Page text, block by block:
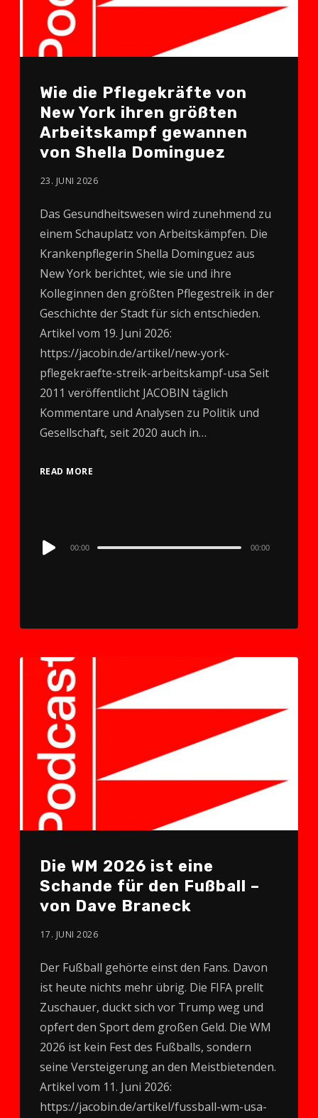
Wie die Pflegekräfte von
New York ihren größten
Arbeitskampf gewannen
von Shella Dominguez
23. JUNI 2026
Das Gesundheitswesen wird zunehmend zu
einem Schauplatz von Arbeitskämpfen. Die
Krankenpflegerin Shella Dominguez aus
New York berichtet, wie sie und ihre
Kolleginnen den größten Pflegestreik in der
Geschichte der Stadt für sich entschieden.
Artikel vom 19. Juni 2026:
https://jacobin.de/artikel/new-york-
pflegekraefte-streik-arbeitskampf-usa Seit
2011 veröffentlicht JACOBIN täglich
Kommentare und Analysen zu Politik und
Gesellschaft, seit 2020 auch in…
READ MORE
Audio
00:00 00:00
Die WM 2026 ist eine
Schande für den Fußball –
von Dave Braneck
17. JUNI 2026
Der Fußball gehörte einst den Fans. Davon
ist heute nichts mehr übrig. Die FIFA prellt
Zuschauer, duckt sich vor Trump weg und
opfert den Sport dem großen Geld. Die WM
2026 ist kein Fest des Fußballs, sondern
seine Versteigerung an den Meistbietenden.
Artikel vom 11. Juni 2026:
https://jacobin.de/artikel/fussball-wm-usa-